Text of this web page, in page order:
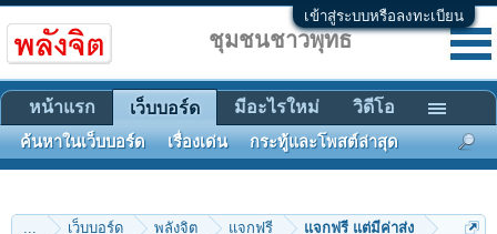
เข้าสู่ระบบหรือลงทะเบียน
... เว็บบอร์ด พลังจิต แจกฟรี แจกฟรี แต่มีค่าส่ง
ชุมชนชาวพุทธ
หน้าแรก เว็บบอร์ด
ค้นหาในเว็บบอร์ด เรื่องเด่น กระทู้และโพสต์ล่าสุด
มีอะไรใหม่ วิดีโอ